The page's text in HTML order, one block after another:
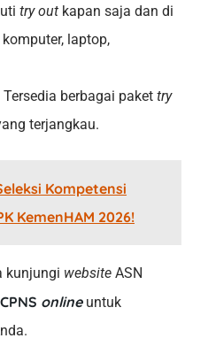
try out kapan saja dan di
laptop,
Tersedia berbagai paket try
terjangkau.
Kompetensi
KemenHAM 2026!
kunjungi website ASN
onlineuntuk